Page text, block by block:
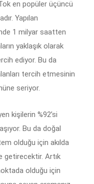
en popüler üçüncü
Yapılan
1 milyar saatten
yaklaşık olarak
ediyor. Bu da
tercih etmesinin
seriyor.
kişilerin %92’si
Bu da doğal
olduğu için akılda
getirecektir. Artık
olduğu için